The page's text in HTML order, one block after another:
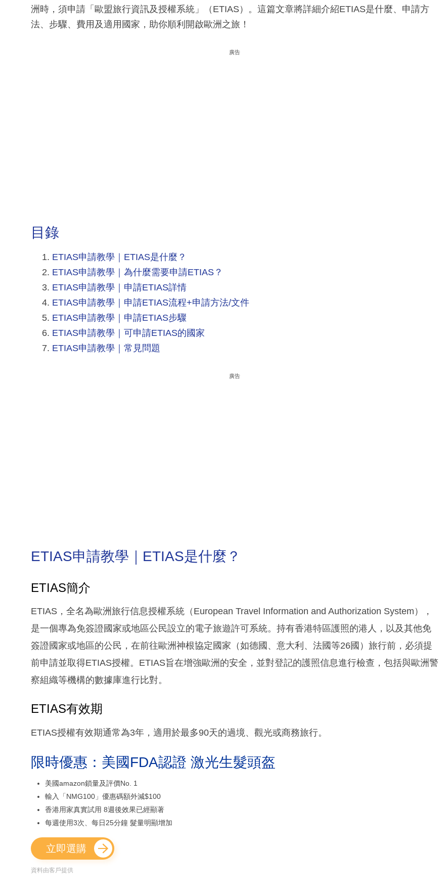
洲時，須申請「歐盟旅行資訊及授權系統」（ETIAS）。這篇文章將詳細介紹ETIAS是什麼、申請方
法、步驟、費用及適用國家，助你順利開啟歐洲之旅！
廣告
目錄
ETIAS申請教學｜ETIAS是什麼？
ETIAS申請教學｜為什麼需要申請ETIAS？
ETIAS申請教學｜申請ETIAS詳情
ETIAS申請教學｜申請ETIAS流程+申請方法/文件
ETIAS申請教學｜申請ETIAS步驟
ETIAS申請教學｜可申請ETIAS的國家
ETIAS申請教學｜常見問題
廣告
ETIAS申請教學｜ETIAS是什麼？
ETIAS簡介
ETIAS，全名為歐洲旅行信息授權系統（European Travel Information and Authorization System），
是一個專為免簽證國家或地區公民設立的電子旅遊許可系統。持有香港特區護照的港人，以及其他免
簽證國家或地區的公民，在前往歐洲神根協定國家（如德國、意大利、法國等26國）旅行前，必須提
前申請並取得ETIAS授權。ETIAS旨在增強歐洲的安全，並對登記的護照信息進行檢查，包括與歐洲警
察組織等機構的數據庫進行比對。
ETIAS有效期
ETIAS授權有效期通常為3年，適用於最多90天的過境、觀光或商務旅行。
限時優惠：美國FDA認證 激光生髮頭盔
美國amazon鎖量及評價No. 1
輸入「NMG100」優惠碼額外減$100
香港用家真實試用 8週後效果已經顯著
每週使用3次、每日25分鐘 髮量明顯增加
立即選購
資料由客戶提供